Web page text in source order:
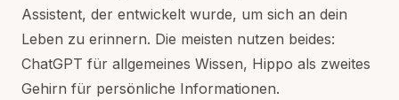
Assistent, der entwickelt wurde, um sich an dein
Leben zu erinnern. Die meisten nutzen beides:
ChatGPT für allgemeines Wissen, Hippo als zweites
Gehirn für persönliche Informationen.